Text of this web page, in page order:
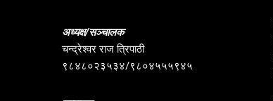
अध्यक्ष/सञ्चालक
चन्द्रेश्वर राज त्रिपाठी
९८४८०२३५३४/९८०४५५५९४५